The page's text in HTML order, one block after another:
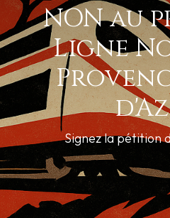
NON au
Ligne
Signez la pétition